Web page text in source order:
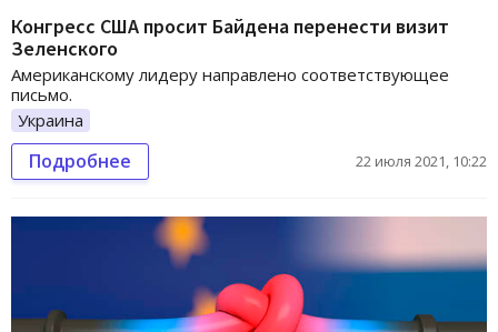
Конгресс США просит Байдена перенести визит
Зеленского
Американскому лидеру направлено соответствующее
письмо.
Украина
Подробнее 22 июля 2021, 10:22